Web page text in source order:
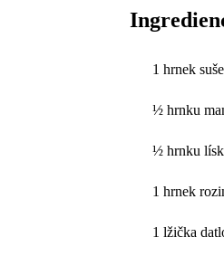
1 hrnek
½ hrnku
½ hrnku
1 hrnek
1 lžička